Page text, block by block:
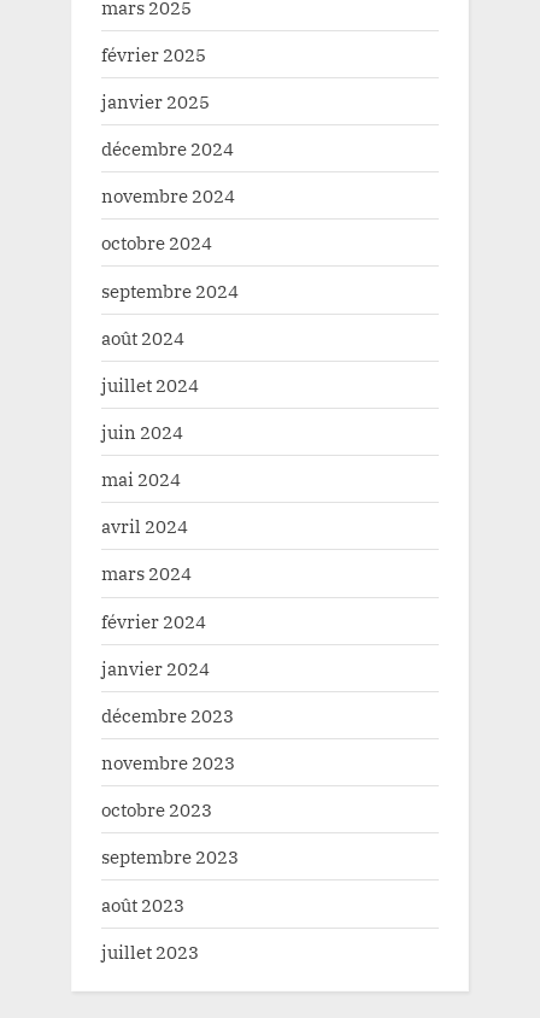
mars 2025
février 2025
janvier 2025
décembre 2024
novembre 2024
octobre 2024
septembre 2024
août 2024
juillet 2024
juin 2024
mai 2024
avril 2024
mars 2024
février 2024
janvier 2024
décembre 2023
novembre 2023
octobre 2023
septembre 2023
août 2023
juillet 2023